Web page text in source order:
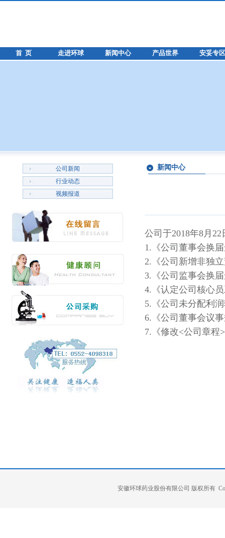
首 页 走进环球 新闻中心 产品世界 安妥专区
公司新闻
行业动态
视频报道
新闻中心
公司于2018年8月
1.《公司董事会换
2.《公司新增非独
3.《公司监事会换
4.《认定公司核心
5.《公司未分配利
6.《公司董事会议
7.《修改<公司章程
安徽环球药业股份有限公司 版权所有